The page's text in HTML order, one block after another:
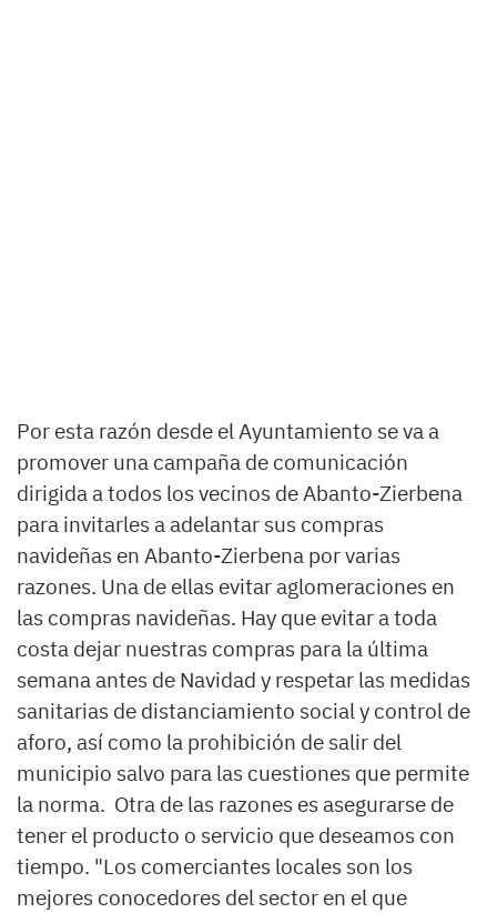
Por esta razón desde el Ayuntamiento se va a
promover una campaña de comunicación
dirigida a todos los vecinos de Abanto-Zierbena
para invitarles a adelantar sus compras
navideñas en Abanto-Zierbena por varias
razones. Una de ellas evitar aglomeraciones en
las compras navideñas. Hay que evitar a toda
costa dejar nuestras compras para la última
semana antes de Navidad y respetar las medidas
sanitarias de distanciamiento social y control de
aforo, así como la prohibición de salir del
municipio salvo para las cuestiones que permite
la norma. Otra de las razones es asegurarse de
tener el producto o servicio que deseamos con
tiempo. "Los comerciantes locales son los
mejores conocedores del sector en el que